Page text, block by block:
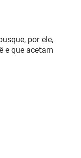
por ele,
e que acetam